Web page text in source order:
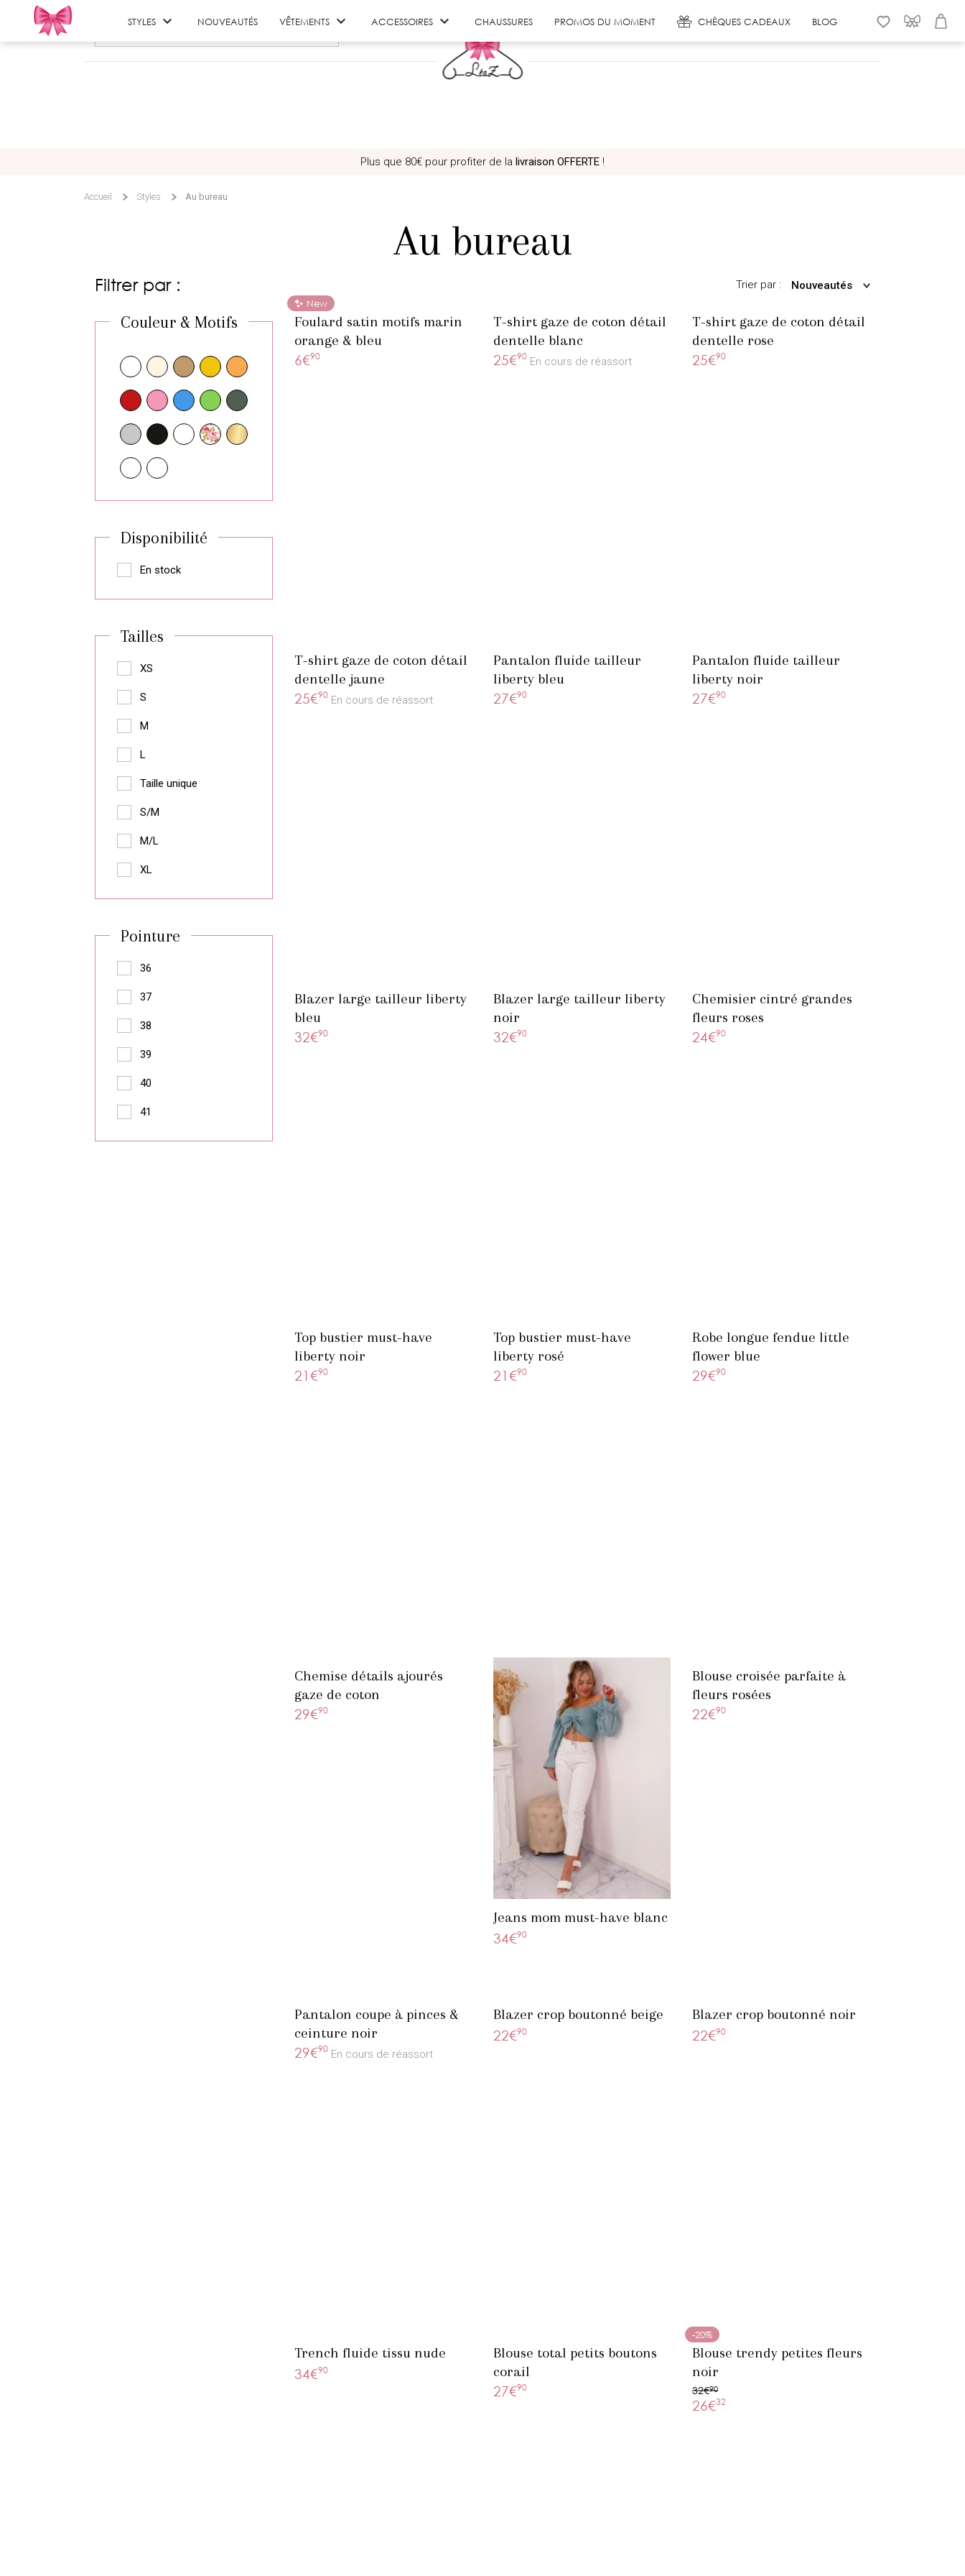
STYLES  NOUVEAUTÉS VÊTEMENTS  ACCESSOIRES  CHAUSSURES PROMOS DU MOMENT CHÈQUES CADEAUX BLOG
Plus que 80€ pour profiter de la livraison OFFERTE !
Accueil Styles Au bureau
Au bureau
Filtrer par :
Couleur & Motifs
Disponibilité
En stock
Tailles
XS
S
M
L
Taille unique
S/M
M/L
XL
Pointure
36
37
38
39
40
41
Trier par : Nouveautés
New
Foulard satin motifs marin
orange & bleu
6€90
T-shirt gaze de coton détail
dentelle blanc
25€90 En cours de réassort
T-shirt gaze de coton détail
dentelle rose
25€90
T-shirt gaze de coton détail
dentelle jaune
25€90 En cours de réassort
Pantalon fluide tailleur
liberty bleu
27€90
Pantalon fluide tailleur
liberty noir
27€90
Blazer large tailleur liberty
bleu
32€90
Blazer large tailleur liberty
noir
32€90
Chemisier cintré grandes
fleurs roses
24€90
Top bustier must-have
liberty noir
21€90
Top bustier must-have
liberty rosé
21€90
Robe longue fendue little
flower blue
29€90
Chemise détails ajourés
gaze de coton
29€90
Jeans mom must-have blanc
34€90
Blouse croisée parfaite à
fleurs rosées
22€90
Pantalon coupe à pinces &
ceinture noir
29€90 En cours de réassort
Blazer crop boutonné beige
22€90
Blazer crop boutonné noir
22€90
Trench fluide tissu nude
34€90
Blouse total petits boutons
corail
27€90
-20%
Blouse trendy petites fleurs
noir
32€90
26€32